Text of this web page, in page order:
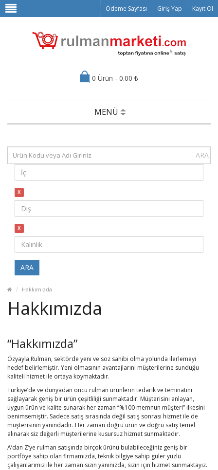
Ödeme Sayfası Giriş Yap Kayıt Ol
0 Ürün - 0.00 ₺
MENÜ
ARA
X
X
ARA
Hakkımızda
Hakkımızda
“Hakkımızda”
Özyayla Rulman, sektörde yeni ve söz sahibi olma yolunda ilerlemeyi
hedef belirlemiştir. Yeni olmasının avantajlarını müşterilerine sunduğu
kaliteli hizmet ile ortaya koymaktadır.
Türkiye’de ve dünyadan öncü rulman ürünlerin tedarik ve teminatını
sağlayarak geniş bir ürün çeşitliliği sunmaktadır. Müşterisini anlayan,
uygun ürün ve kalite sunarak her zaman ‘’%100 memnun müşteri’’ ilkesini
benimsemiştir. Sadece satış sırasında değil satış sonrası hizmet ile de
müşterisinin yanındadır. Her zaman doğru ürün ve doğru satış temel
alınarak siz değerli müşterilerine kusursuz hizmet sunmaktadır.
A’dan Z’ye rulman satışında birçok ürünü bulabileceğiniz geniş bir
portföye sahip olan firmamızda, teknik bilgiye sahip güler yüzlü
çalışanlarımız ile her zaman sizin yanınızda, sizin için hizmet sunmaktayız.